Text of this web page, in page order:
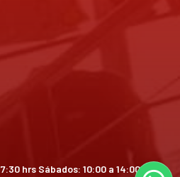
hrs Sábados: 10:00 a 14:00 hrs